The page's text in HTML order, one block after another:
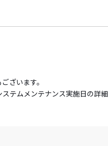
ざいます。
テムメンテナンス実施日の詳